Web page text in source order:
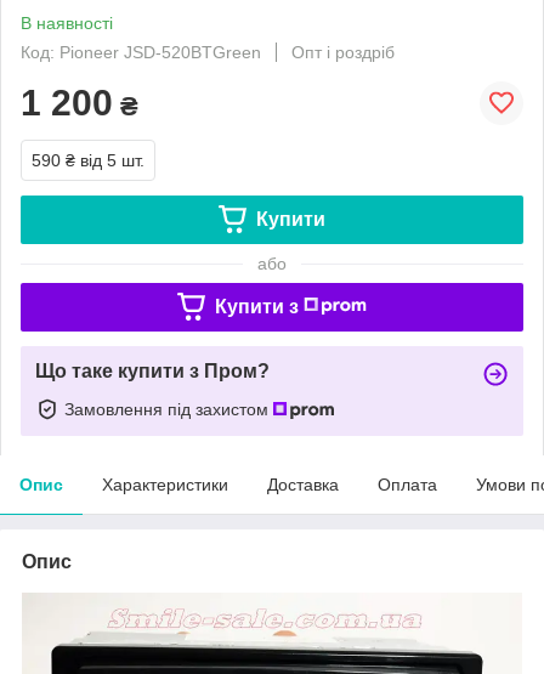
В наявності
Код: Pioneer JSD-520BTGreen
Опт і роздріб
1 200 ₴
590 ₴ від 5 шт.
Купити
або
Купити з
Що таке купити з Пром?
Замовлення під захистом
Опис Характеристики Доставка Оплата Умови
Опис